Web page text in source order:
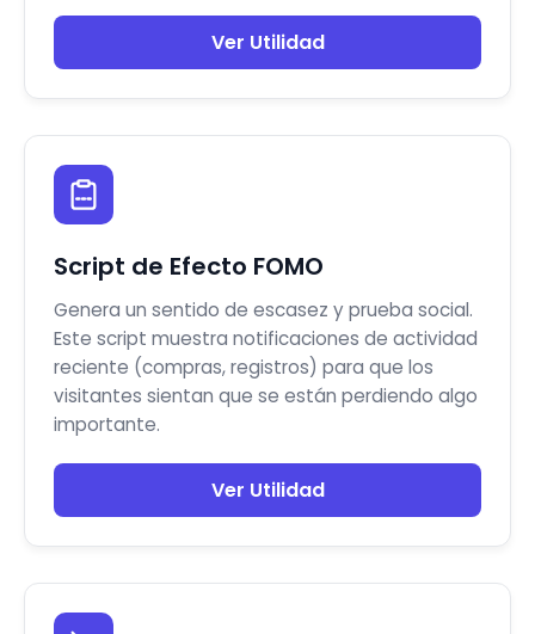
Ver Utilidad
Script de Efecto FOMO
Genera un sentido de escasez y prueba social.
Este script muestra notificaciones de actividad
reciente (compras, registros) para que los
visitantes sientan que se están perdiendo algo
importante.
Ver Utilidad